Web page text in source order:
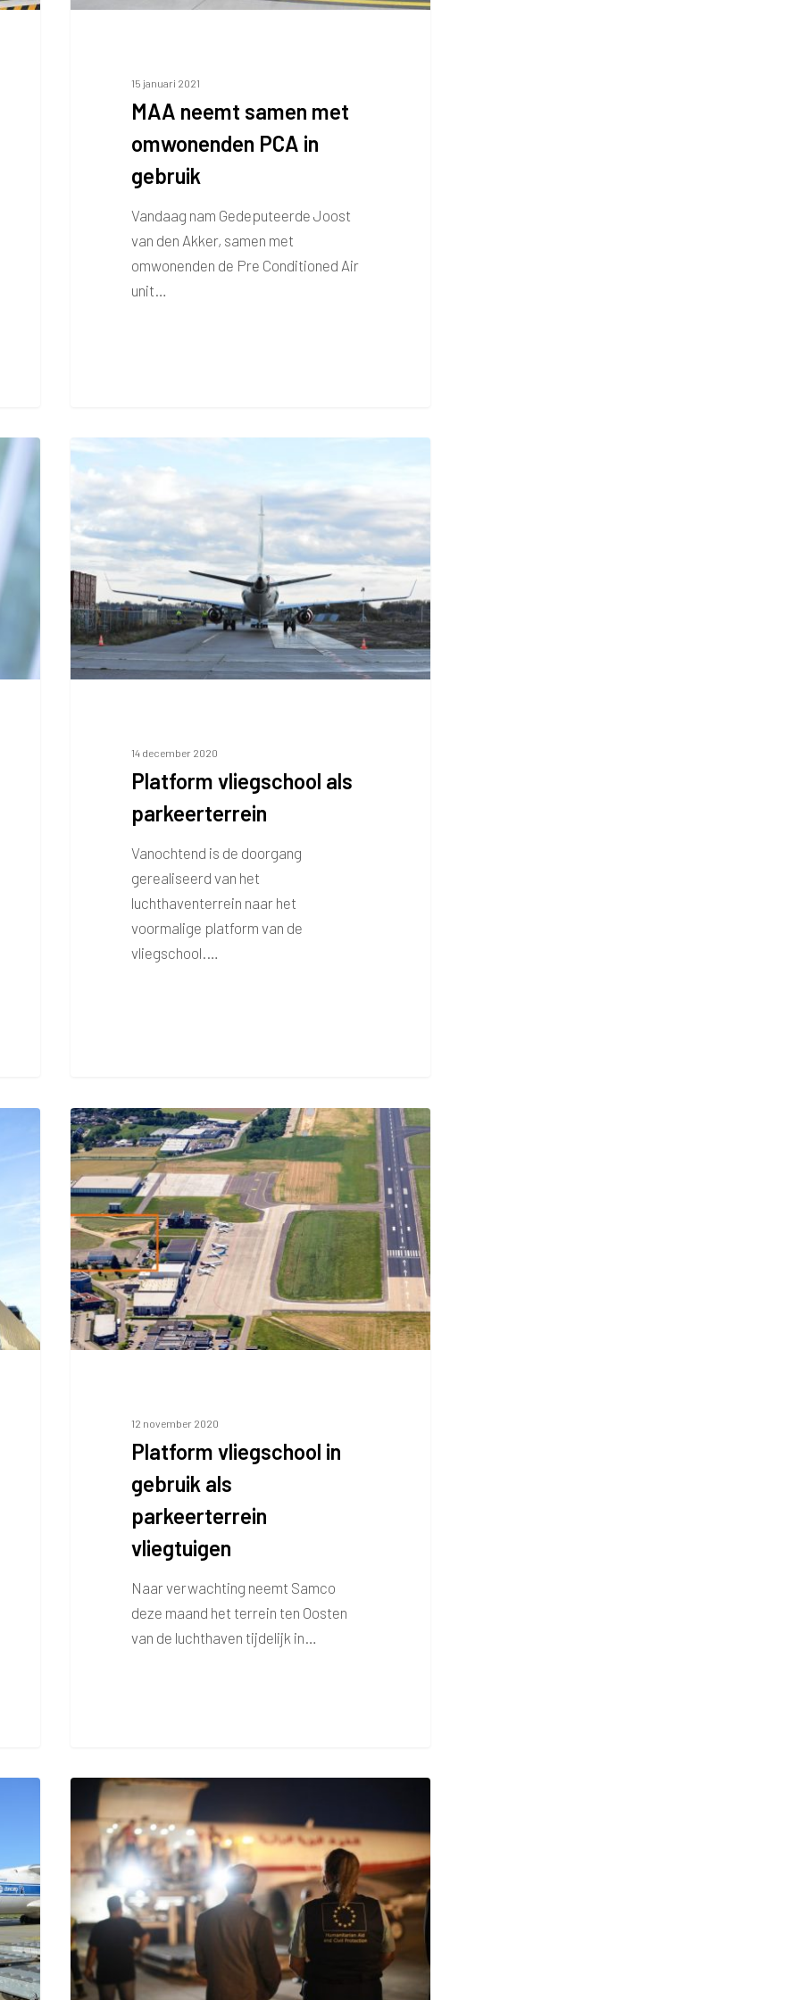
15 januari 2021
MAA neemt samen met
omwonenden PCA in
gebruik
Vandaag nam Gedeputeerde Joost
van den Akker, samen met
omwonenden de Pre Conditioned Air
unit…
Platform
vliegschool
als
parkeerterrein
14 december 2020
Platform vliegschool als
parkeerterrein
Vanochtend is de doorgang
gerealiseerd van het
luchthaventerrein naar het
voormalige platform van de
vliegschool.…
Platform
vliegschool
gebruik
als
parkeerterrein
vliegtuigen
12 november 2020
Platform vliegschool in
gebruik als
parkeerterrein
vliegtuigen
Naar verwachting neemt Samco
deze maand het terrein ten Oosten
van de luchthaven tijdelijk in…
Hulpgoederen
voor
Libanon